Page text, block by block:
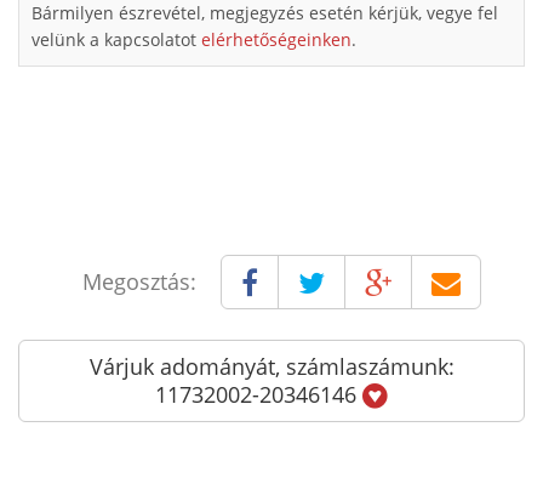
Bármilyen észrevétel, megjegyzés esetén kérjük, vegye fel
velünk a kapcsolatot elérhetőségeinken.
Megosztás:
Várjuk adományát, számlaszámunk:
11732002-20346146